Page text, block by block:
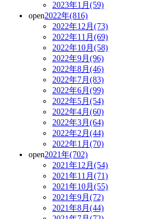
2023年1月(59)
open2022年(816)
2022年12月(73)
2022年11月(69)
2022年10月(58)
2022年9月(96)
2022年8月(46)
2022年7月(83)
2022年6月(99)
2022年5月(54)
2022年4月(60)
2022年3月(64)
2022年2月(44)
2022年1月(70)
open2021年(702)
2021年12月(54)
2021年11月(71)
2021年10月(55)
2021年9月(72)
2021年8月(44)